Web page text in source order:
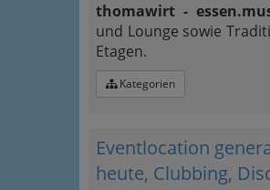
thomawirt -
und Lounge sowie
Etagen.
Kategorien
Eventlocation
heute, Clubbing,